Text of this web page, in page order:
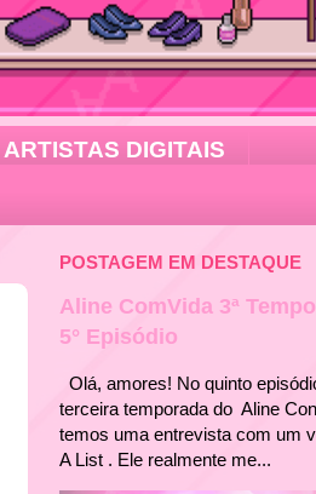
ARTISTAS DIGITAIS
POSTAGEM EM DESTAQUE
Aline ComVida 3ª
5° Episódio
Olá, amores! No quinto
terceira temporada do Aline
temos uma entrevista com um
A List . Ele realmente me...